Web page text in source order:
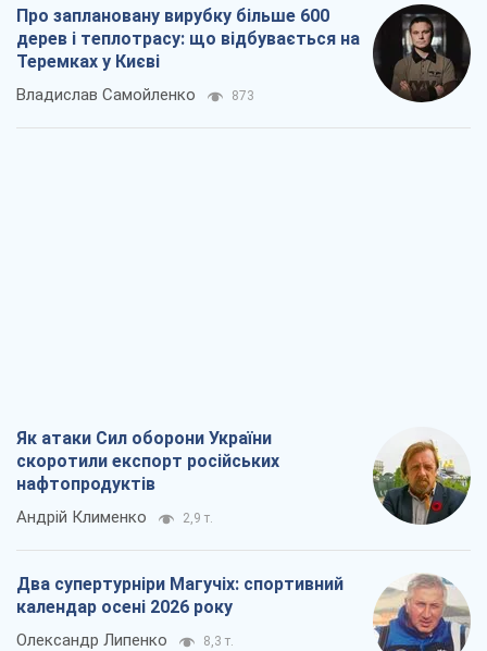
Про заплановану вирубку більше 600
дерев і теплотрасу: що відбувається на
Теремках у Києві
Владислав Самойленко 873
Як атаки Сил оборони України
скоротили експорт російських
нафтопродуктів
Андрій Клименко 2,9 т.
Два супертурніри Магучіх: спортивний
календар осені 2026 року
Олександр Липенко 8,3 т.